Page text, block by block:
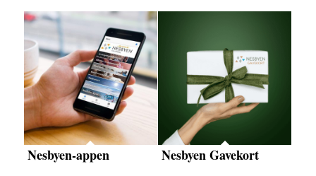
Nesbyen-appen Nesbyen Gavekort